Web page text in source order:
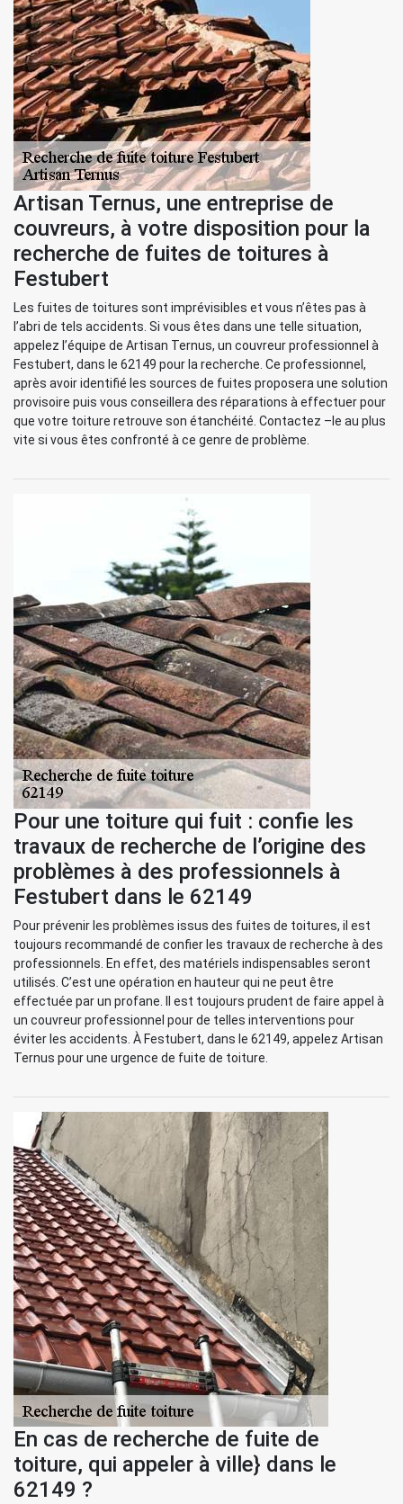
Artisan Ternus, une entreprise de
couvreurs, à votre disposition pour la
recherche de fuites de toitures à
Festubert
Les fuites de toitures sont imprévisibles et vous n’êtes pas à
l’abri de tels accidents. Si vous êtes dans une telle situation,
appelez l’équipe de Artisan Ternus, un couvreur professionnel à
Festubert, dans le 62149 pour la recherche. Ce professionnel,
après avoir identifié les sources de fuites proposera une solution
provisoire puis vous conseillera des réparations à effectuer pour
que votre toiture retrouve son étanchéité. Contactez –le au plus
vite si vous êtes confronté à ce genre de problème.
Pour une toiture qui fuit : confie les
travaux de recherche de l’origine des
problèmes à des professionnels à
Festubert dans le 62149
Pour prévenir les problèmes issus des fuites de toitures, il est
toujours recommandé de confier les travaux de recherche à des
professionnels. En effet, des matériels indispensables seront
utilisés. C’est une opération en hauteur qui ne peut être
effectuée par un profane. Il est toujours prudent de faire appel à
un couvreur professionnel pour de telles interventions pour
éviter les accidents. À Festubert, dans le 62149, appelez Artisan
Ternus pour une urgence de fuite de toiture.
En cas de recherche de fuite de
toiture, qui appeler à ville} dans le
62149 ?